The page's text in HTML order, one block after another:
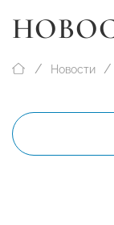
Новости